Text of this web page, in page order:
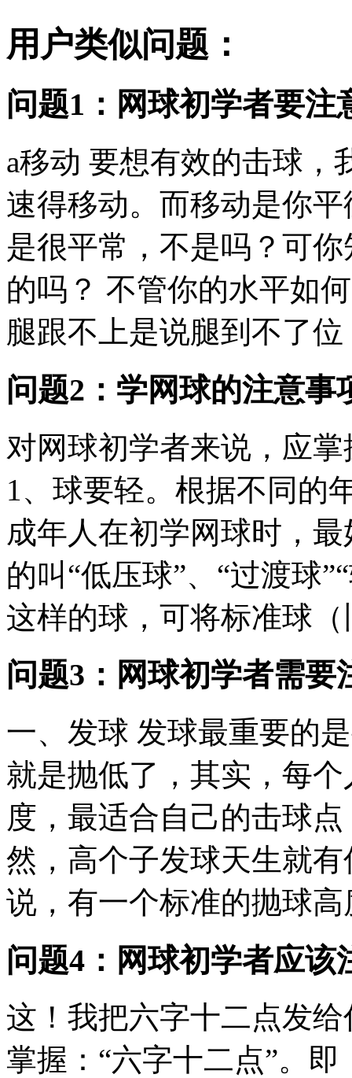
用户类似问题：
问题1：网球初学者要注
a移动 要想有效的击球，
速得移动。而移动是你
是很平常，不是吗？可
的吗？ 不管你的水平如
腿跟不上是说腿到不了
问题2：学网球的注意事
对网球初学者来说，应
1、球要轻。根据不同的
成年人在初学网球时，
的叫“低压球”、“过渡球
这样的球，可将标准球（
问题3：网球初学者需要
一、发球 发球最重要的
就是抛低了，其实，每
度，最适合自己的击球
然，高个子发球天生就
说，有一个标准的抛球
问题4：网球初学者应该
这！我把六字十二点发
掌握：“六字十二点”。